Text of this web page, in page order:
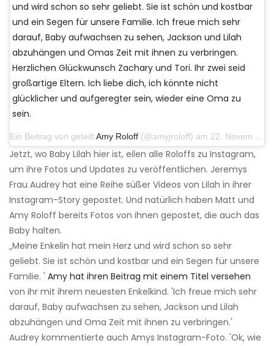
und wird schon so sehr geliebt. Sie ist schön und kostbar
und ein Segen für unsere Familie. Ich freue mich sehr
darauf, Baby aufwachsen zu sehen, Jackson und Lilah
abzuhängen und Omas Zeit mit ihnen zu verbringen.
Herzlichen Glückwunsch Zachary und Tori. Ihr zwei seid
großartige Eltern. Ich liebe dich, ich könnte nicht
glücklicher und aufgeregter sein, wieder eine Oma zu
sein.
Ein Beitrag von geteiltAmy Roloff (@amyjroloff) am 22. November 2019 um 7:58 Uhr PST
Jetzt, wo Baby Lilah hier ist, eilen alle Roloffs zu Instagram,
um ihre Fotos und Updates zu veröffentlichen. Jeremys
Frau Audrey hat eine Reihe süßer Videos von Lilah in ihrer
Instagram-Story gepostet. Und natürlich haben Matt und
Amy Roloff bereits Fotos von ihnen gepostet, die auch das
Baby halten.
„Meine Enkelin hat mein Herz und wird schon so sehr
geliebt. Sie ist schön und kostbar und ein Segen für unsere
Familie. ' Amy hat ihren Beitrag mit einem Titel versehen
von ihr mit ihrem neuesten Enkelkind. 'Ich freue mich sehr
darauf, Baby aufwachsen zu sehen, Jackson und Lilah
abzuhängen und Oma Zeit mit ihnen zu verbringen.'
Audrey kommentierte auch Amys Instagram-Foto. 'Ok, wie